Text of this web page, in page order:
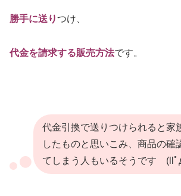
勝手に送りつけ、
代金を請求する販売方法です。
代金引換で送りつけられると家
したものと思いこみ、商品の確
てしまう人もいるそうです (llﾟ